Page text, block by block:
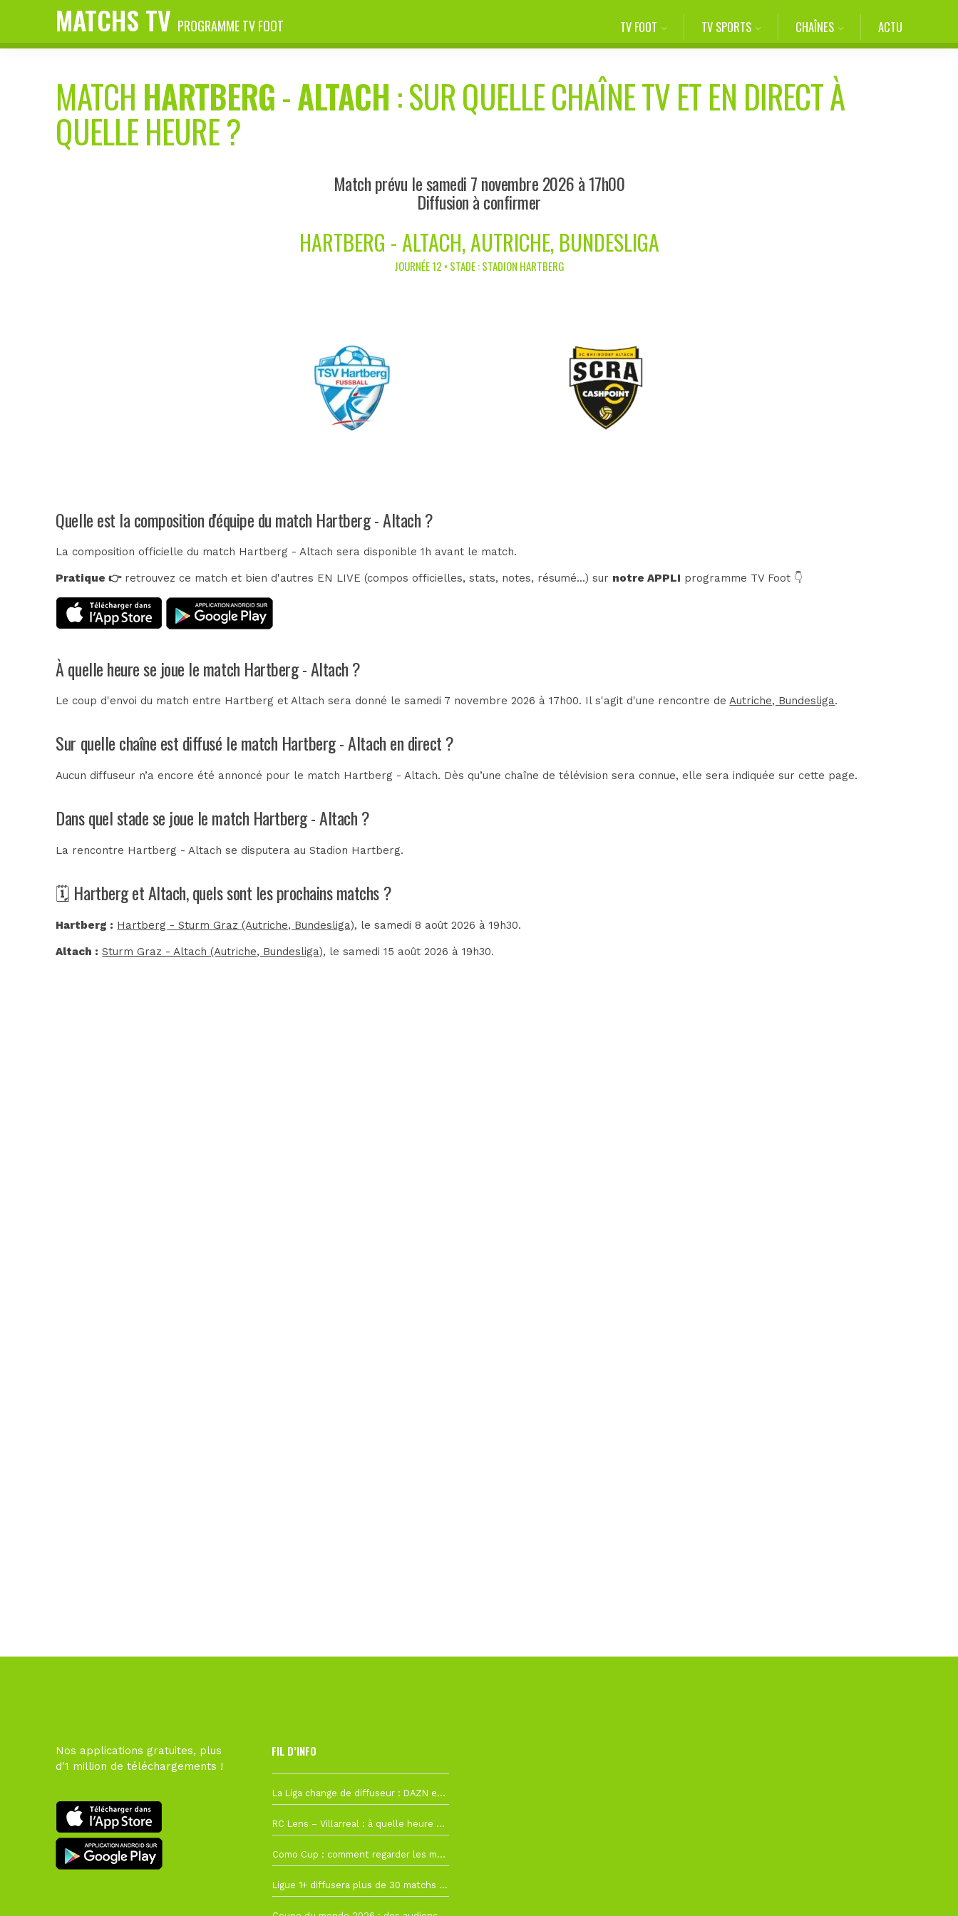
MATCHS TV PROGRAMME TV FOOT TV FOOT TV SPORTS CHAÎNES ACTU
MATCH HARTBERG-ALTACH : SUR QUELLE CHAÎNE TV ET EN DIRECT À
QUELLE HEURE ?
Match prévu le samedi 7 novembre 2026 à 17h00
Diffusion à confirmer
HARTBERG - ALTACH, AUTRICHE, BUNDESLIGA
JOURNÉE 12 • STADE : STADION HARTBERG
Quelle est la composition d'équipe du match Hartberg - Altach ?
La composition officielle du match Hartberg - Altach sera disponible 1h avant le match.
Pratique 👉retrouvez ce match et bien d'autres EN LIVE (compos officielles, stats, notes, résumé...) sur notre APPLI programme TV Foot 👇
À quelle heure se joue le match Hartberg - Altach ?
Le coup d'envoi du match entre Hartberg et Altach sera donné le samedi 7 novembre 2026 à 17h00. Il s'agit d'une rencontre deAutriche, Bundesliga.
Sur quelle chaîne est diffusé le match Hartberg - Altach en direct ?
Aucun diffuseur n’a encore été annoncé pour le match Hartberg - Altach. Dès qu’une chaîne de télévision sera connue, elle sera indiquée sur cette page.
Dans quel stade se joue le match Hartberg - Altach ?
La rencontre Hartberg - Altach se disputera auStadion Hartberg.
🗓️ Hartberg et Altach, quels sont les prochains matchs ?
Hartberg : Hartberg - Sturm Graz (Autriche, Bundesliga), le samedi 8 août 2026 à 19h30.
Altach : Sturm Graz - Altach (Autriche, Bundesliga), le samedi 15 août 2026 à 19h30.
Nos applications gratuites, plus
d'1 million de téléchargements !
FIL D’INFO
La Liga change de diffuseur : DAZN et Disney+ remplacent beIN Sports !
RC Lens – Villarreal : à quelle heure et sur quelle chaîne voir la finale de la Como Cup ?
Como Cup : comment regarder les matchs du RC Lens en direct ?
Ligue 1+ diffusera plus de 30 matchs amicaux avant la reprise de la Ligue 1